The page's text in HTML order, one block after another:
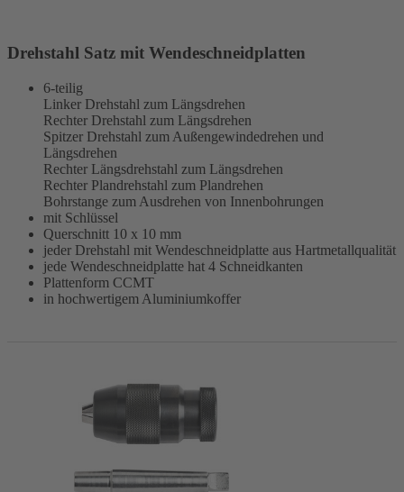
Drehstahl Satz mit Wendeschneidplatten
6-teilig
Linker Drehstahl zum Längsdrehen
Rechter Drehstahl zum Längsdrehen
Spitzer Drehstahl zum Außengewindedrehen und
Längsdrehen
Rechter Längsdrehstahl zum Längsdrehen
Rechter Plandrehstahl zum Plandrehen
Bohrstange zum Ausdrehen von Innenbohrungen
mit Schlüssel
Querschnitt 10 x 10 mm
jeder Drehstahl mit Wendeschneidplatte aus Hartmetallqualität
jede Wendeschneidplatte hat 4 Schneidkanten
Plattenform CCMT
in hochwertigem Aluminiumkoffer